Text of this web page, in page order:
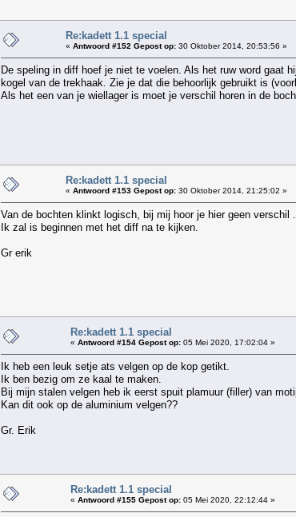
Re:kadett 1.1 special
« Antwoord #152 Gepost op: 30 Oktober 2014, 20:53:56 »
De speling in diff hoef je niet te voelen. Als het ruw word gaat
kogel van de trekhaak. Zie je dat die behoorlijk gebruikt is
Als het een van je wiellager is moet je verschil horen in de
Re:kadett 1.1 special
« Antwoord #153 Gepost op: 30 Oktober 2014, 21:25:02 »
Van de bochten klinkt logisch, bij mij hoor je hier geen verschil
Ik zal is beginnen met het diff na te kijken.
Gr erik
Re:kadett 1.1 special
« Antwoord #154 Gepost op: 05 Mei 2020, 17:02:04 »
Ik heb een leuk setje ats velgen op de kop getikt.
Ik ben bezig om ze kaal te maken.
Bij mijn stalen velgen heb ik eerst spuit plamuur (filler) van
Kan dit ook op de aluminium velgen??
Gr. Erik
Re:kadett 1.1 special
« Antwoord #155 Gepost op: 05 Mei 2020, 22:12:44 »